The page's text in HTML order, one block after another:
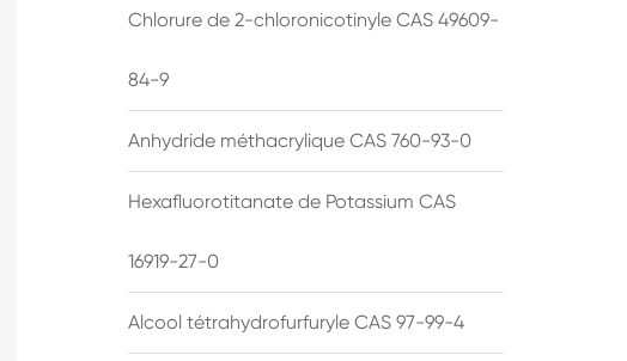
Chlorure de 2-chloronicotinyle CAS 49609-
84-9
Anhydride méthacrylique CAS 760-93-0
Hexafluorotitanate de Potassium CAS
16919-27-0
Alcool tétrahydrofurfuryle CAS 97-99-4